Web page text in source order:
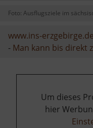
Foto: Ausflugsziele im
www.ins-erzgebirge.de
- Man kann bis direkt
Um dieses
hier